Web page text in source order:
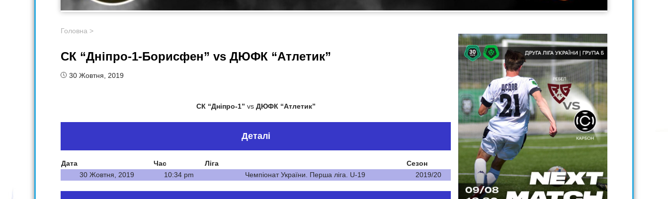
Головна >
СК “Дніпро-1-Борисфен” vs ДЮФК “Атлетик”
30 Жовтня, 2019
СК “Дніпро-1” vs ДЮФК “Атлетик”
Деталі
Дата Час Ліга
Сезон
30 Жовтня, 2019
10:34 pm Чемпіонат України. Перша ліга. U-19 2019/20